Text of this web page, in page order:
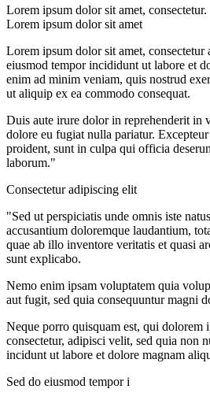
Lorem ipsum dolor sit amet, consectetur.
Lorem ipsum dolor sit amet
Lorem ipsum dolor sit amet, consectetur
eiusmod tempor incididunt ut labore et
enim ad minim veniam, quis nostrud
ut aliquip ex ea commodo consequat.
Duis aute irure dolor in reprehenderit in
dolore eu fugiat nulla pariatur.
proident, sunt in culpa qui officia
laborum."
Consectetur adipiscing elit
"Sed ut perspiciatis unde omnis iste
accusantium doloremque laudantium,
quae ab illo inventore veritatis et quasi
sunt explicabo.
Nemo enim ipsam voluptatem quia
aut fugit, sed quia consequuntur magni
Neque porro quisquam est, qui dolorem
consectetur, adipisci velit, sed quia non
incidunt ut labore et dolore magnam
Sed do eiusmod tempor i